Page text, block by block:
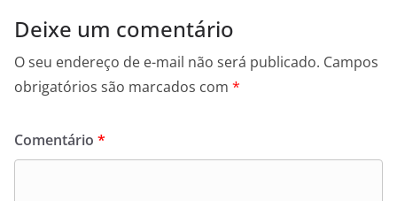
Deixe um comentário
O seu endereço de e-mail não será publicado. Campos
obrigatórios são marcados com *
Comentário *